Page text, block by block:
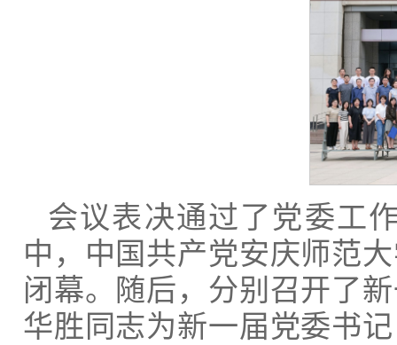
会议表决通过了党委工
中，中国共产党安庆师范
闭幕。随后，分别召开了
华胜同志为新一届党委书